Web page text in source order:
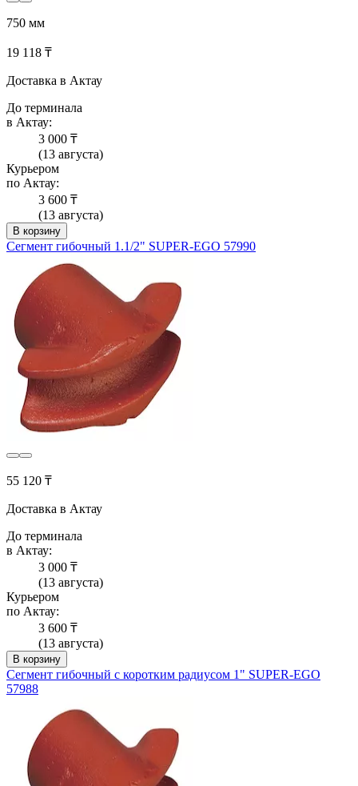
750 мм
19 118 ₸
Доставка в Актау
До терминала
в Актау:
3 000 ₸
(13 августа)
Курьером
по Актау:
3 600 ₸
(13 августа)
В корзину
Сегмент гибочный 1.1/2" SUPER-EGO 57990
55 120 ₸
Доставка в Актау
До терминала
в Актау:
3 000 ₸
(13 августа)
Курьером
по Актау:
3 600 ₸
(13 августа)
В корзину
Сегмент гибочный с коротким радиусом 1" SUPER-EGO
57988